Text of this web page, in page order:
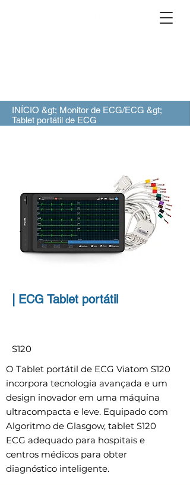
INÍCIO &gt; Monitor de ECG/ECG &gt;
Tablet portátil de ECG
| ECG Tablet portátil
S120
O Tablet portátil de ECG Viatom S120
incorpora tecnologia avançada e um
design inovador em uma máquina
ultracompacta e leve. Equipado com
Algoritmo de Glasgow, tablet S120
ECG adequado para hospitais e
centros médicos para obter
diagnóstico inteligente.